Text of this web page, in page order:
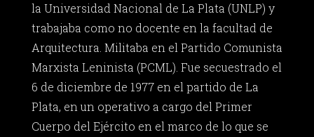
la Universidad Nacional de La Plata (UNLP) y
trabajaba como no docente en la facultad de
Arquitectura. Militaba en el Partido Comunista
Marxista Leninista (PCML). Fue secuestrado el
6 de diciembre de 1977 en el partido de La
Plata, en un operativo a cargo del Primer
Cuerpo del Ejército en el marco de lo que se